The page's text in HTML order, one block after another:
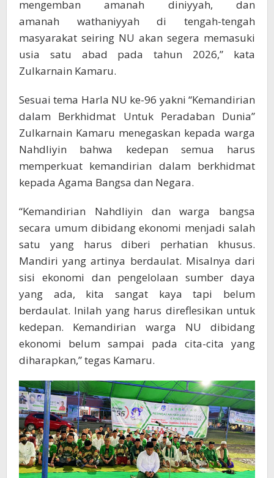
mengemban amanah diniyyah, dan
amanah wathaniyyah di tengah-tengah
masyarakat seiring NU akan segera memasuki
usia satu abad pada tahun 2026,” kata
Zulkarnain Kamaru.
Sesuai tema Harla NU ke-96 yakni “Kemandirian
dalam Berkhidmat Untuk Peradaban Dunia”
Zulkarnain Kamaru menegaskan kepada warga
Nahdliyin bahwa kedepan semua harus
memperkuat kemandirian dalam berkhidmat
kepada Agama Bangsa dan Negara.
“Kemandirian Nahdliyin dan warga bangsa
secara umum dibidang ekonomi menjadi salah
satu yang harus diberi perhatian khusus.
Mandiri yang artinya berdaulat. Misalnya dari
sisi ekonomi dan pengelolaan sumber daya
yang ada, kita sangat kaya tapi belum
berdaulat. Inilah yang harus direflesikan untuk
kedepan. Kemandirian warga NU dibidang
ekonomi belum sampai pada cita-cita yang
diharapkan,” tegas Kamaru.